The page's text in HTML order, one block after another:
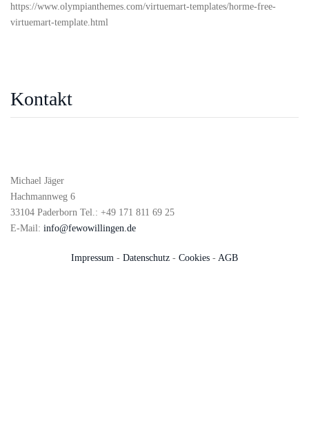
https://www.olympianthemes.com/virtuemart-templates/horme-free-
virtuemart-template.html
Kontakt
Michael Jäger
Hachmannweg 6
33104 Paderborn Tel.: +49 171 811 69 25
E-Mail: info@fewowillingen.de
Impressum - Datenschutz - Cookies - AGB